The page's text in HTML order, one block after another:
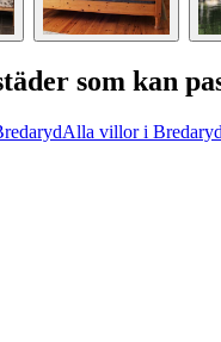
som kan
Alla villor i Bredaryd